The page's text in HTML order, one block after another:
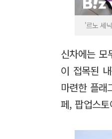
'르노 세
신차에는 모
이 접목된
마련한 플
페, 팝업스